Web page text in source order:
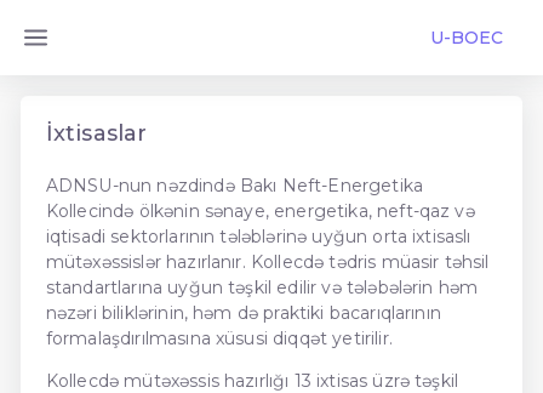
U-BOEC
İxtisaslar
ADNSU-nun nəzdində Bakı Neft-Energetika
Kollecində ölkənin sənaye, energetika, neft-qaz və
iqtisadi sektorlarının tələblərinə uyğun orta ixtisaslı
mütəxəssislər hazırlanır. Kollecdə tədris müasir təhsil
standartlarına uyğun təşkil edilir və tələbələrin həm
nəzəri biliklərinin, həm də praktiki bacarıqlarının
formalaşdırılmasına xüsusi diqqət yetirilir.
Kollecdə mütəxəssis hazırlığı 13 ixtisas üzrə təşkil